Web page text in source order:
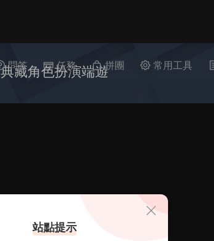
問答 任務 拼團 常用工具
典藏角色扮演端遊
站點提示